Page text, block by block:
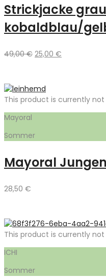
Strickjacke
kobaldblau/
49,00€ Ursprünglicher
49,00 €
25,00 €
This product is currently
Mayoral
Sommer
Mayoral
28,50 €
This product is currently
ICHI
Sommer